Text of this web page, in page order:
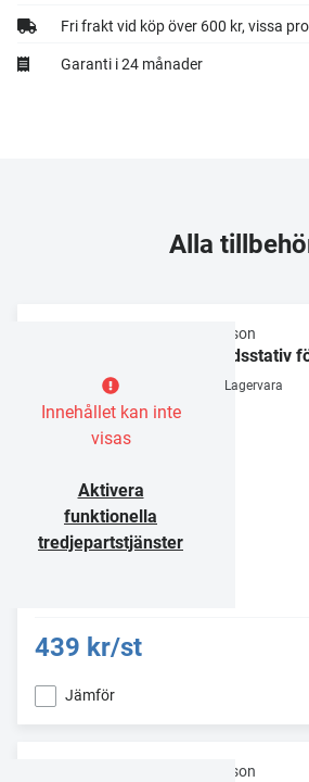
Fri frakt vid köp över 600 kr, vissa
Garanti i 24 månader
Alla
Innehållet kan inte
visas
Aktivera
funktionella
tredjepartstjänster
Flexson
Bordsstativ
Lagervara
439 kr/st
Jämför
Flexson